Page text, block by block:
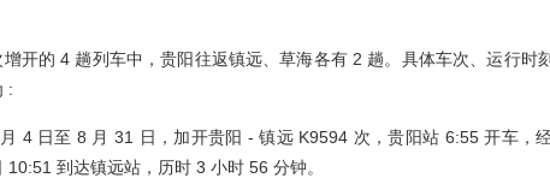
的 4 趟列车中，贵阳往返镇远、草海各有 2 趟。具体车次、运行时
:
日至 8 月 31 日，加开贵阳 - 镇远 K9594 次，贵阳站 6:55 开车，经
10:51 到达镇远站，历时 3 小时 56 分钟。